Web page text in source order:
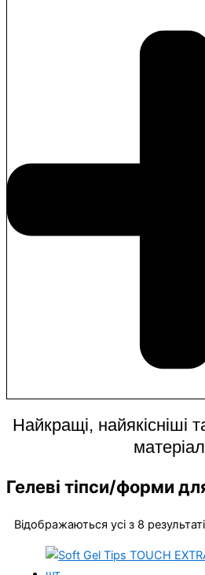
Найкращі, найякісніші
Гелеві тіпси/форми
Відображаються усі з 8